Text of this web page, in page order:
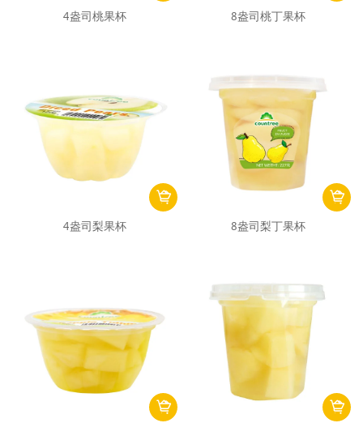
4盎司桃果杯 8盎司桃丁果杯
4盎司梨果杯 8盎司梨丁果杯